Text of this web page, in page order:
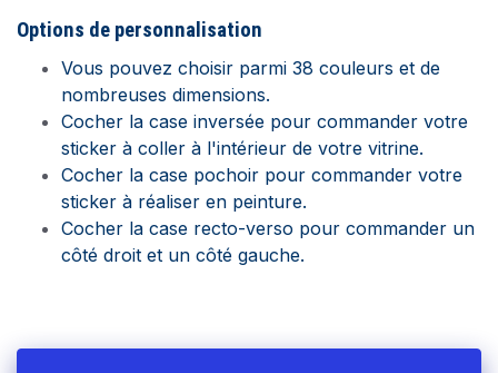
Options de personnalisation
Vous pouvez choisir parmi 38 couleurs et de
nombreuses dimensions.
Cocher la case inversée pour commander votre
sticker à coller à l'intérieur de votre vitrine.
Cocher la case pochoir pour commander votre
sticker à réaliser en peinture.
Cocher la case recto-verso pour commander un
côté droit et un côté gauche.